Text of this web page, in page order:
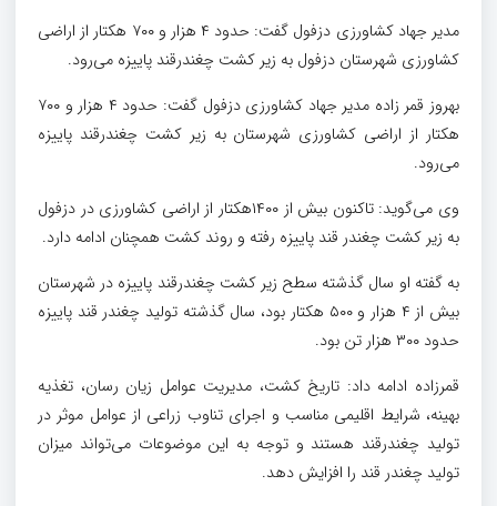
مدیر جهاد کشاورزی دزفول گفت: حدود ۴ هزار و ۷۰۰ هکتار از اراضی
کشاورزی شهرستان دزفول به زیر کشت چغندرقند پاییزه می‌رود.
بهروز قمر زاده مدیر جهاد کشاورزی دزفول گفت: حدود ۴ هزار و ۷۰۰
هکتار از اراضی کشاورزی شهرستان به زیر کشت چغندرقند پاییزه
می‌رود.
وی می‌گوید: تاکنون بیش از ۱۴۰۰هکتار از اراضی کشاورزی در دزفول
به زیر کشت چغندر قند پاییزه رفته و روند کشت همچنان ادامه دارد.
به گفته او سال گذشته سطح زیر کشت چغندرقند پاییزه در شهرستان
بیش از ۴ هزار و ۵۰۰ هکتار بود، سال گذشته تولید چغندر قند پاییزه
حدود ۳۰۰ هزار تن بود.
قمرزاده ادامه داد: تاریخ کشت، مدیریت عوامل زیان رسان، تغذیه
بهینه، شرایط اقلیمی مناسب و اجرای تناوب زراعی از عوامل موثر در
تولید چغندرقند هستند و توجه به این موضوعات می‌تواند میزان
تولید چغندر قند را افزایش دهد.